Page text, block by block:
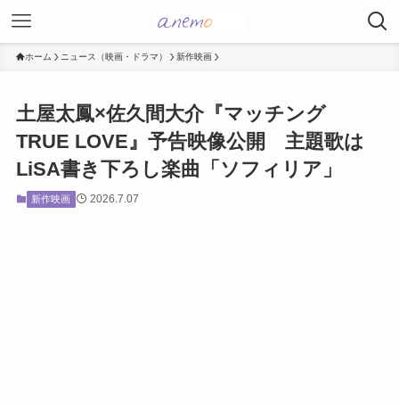
ホーム ニュース（映画・ドラマ） 新作映画
土屋太鳳×佐久間大介『マッチング
TRUE LOVE』予告映像公開 主題歌は
LiSA書き下ろし楽曲「ソフィリア」
新作映画 2026.7.07